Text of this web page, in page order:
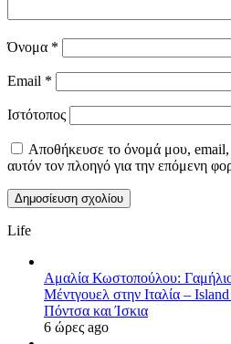
Όνομα *
Email *
Ιστότοπος
Αποθήκευσε το όνομά μου, email,
αυτόν τον πλοηγό για την επόμενη
Life
Αμαλία Κωστοπούλου: Γαμήλιο
Μέντγουελ στην Ιταλία –
Πόντσα και Ίσκια
6 ώρες ago